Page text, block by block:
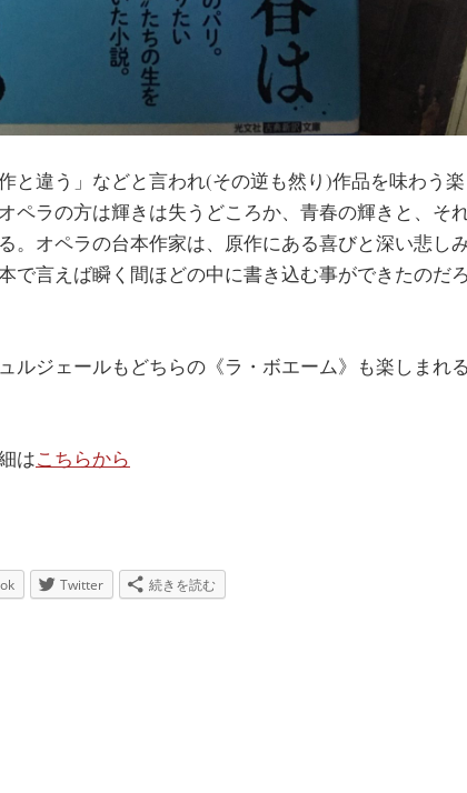
と違う」などと言われ(その逆も然り)作品を味わう
ペラの方は輝きは失うどころか、青春の輝きと、そ
。オペラの台本作家は、原作にある喜びと深い悲し
で言えば瞬く間ほどの中に書き込む事ができたのだ
ルジェールもどちらの《ラ・ボエーム》も楽しまれ
はこちらから
Twitter 続きを読む